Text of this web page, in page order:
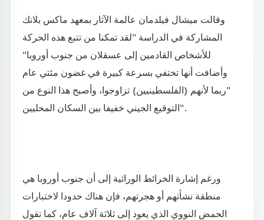
وقالت ميشال فيلدمان عالمة الآثار بمعهد ماكس بلانك
المشاركة في الدراسة "لقد تمكنا من تتبع هذه الحركة
للأشخاص القادمين إلى عسقلان من جنوب أوروبا"
وأضافت أنها تختفي بسرعة كبيرة في غضون مئتي عام
"ربما لأنهم (الفلسطينيين) تزاوجوا، وأصبح هذا النوع من
التوقيع الجيني خفيفا بين السكان المحليين".
ورغم إشارة الخرائط الوراثية إلى أن جنوب أوروبا هي
منطقة نشأتهم أو هجرتهم، فإن هناك حدودا لاختبارات
الحمض النووي الذي يعود إلى ثلاثة آلاف عام، كما تقول